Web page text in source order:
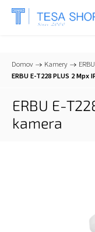
📞+421 903
Domov / Kamery /
ERBU E-T228 PLUS 2
ERBU E-
kamera